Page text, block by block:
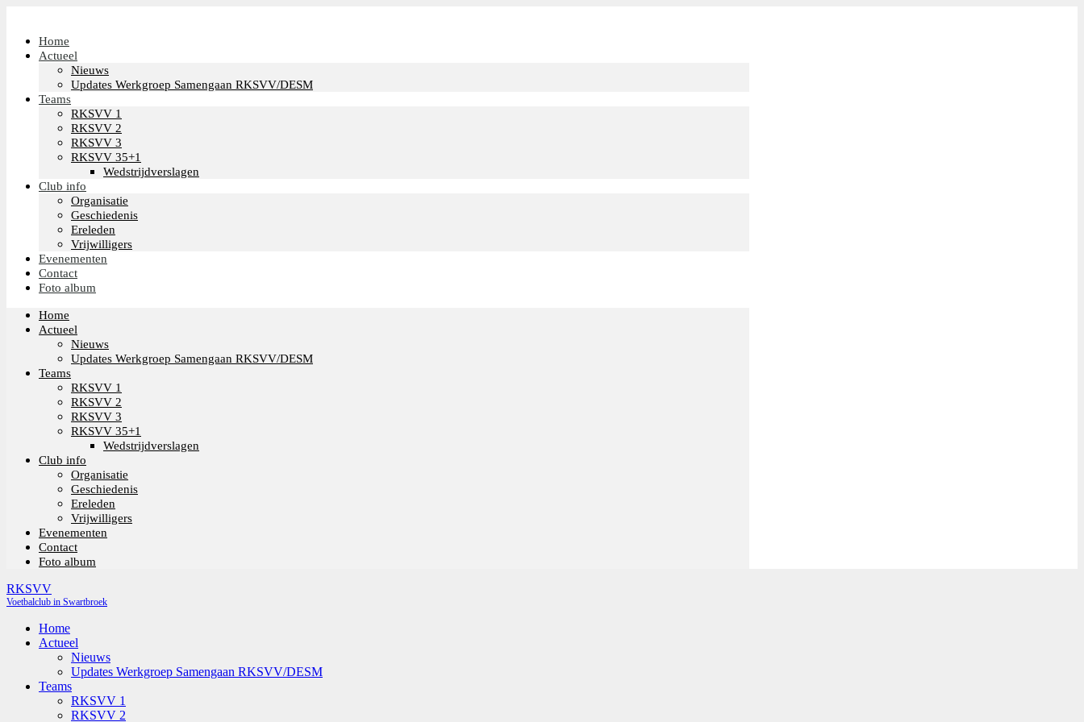
Home
Actueel
Nieuws
Updates Werkgroep Samengaan RKSVV/DESM
Teams
RKSVV 1
RKSVV 2
RKSVV 3
RKSVV 35+1
Wedstrijdverslagen
Club info
Organisatie
Geschiedenis
Ereleden
Vrijwilligers
Evenementen
Contact
Foto album
Home
Actueel
Nieuws
Updates Werkgroep Samengaan RKSVV/DESM
Teams
RKSVV 1
RKSVV 2
RKSVV 3
RKSVV 35+1
Wedstrijdverslagen
Club info
Organisatie
Geschiedenis
Ereleden
Vrijwilligers
Evenementen
Contact
Foto album
RKSVV
Voetbalclub in Swartbroek
Home
Actueel
Nieuws
Updates Werkgroep Samengaan RKSVV/DESM
Teams
RKSVV 1
RKSVV 2